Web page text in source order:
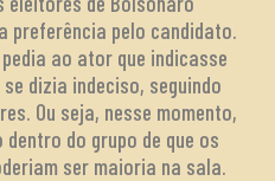
preferência pelo candidato.
ao ator que indicasse
dizia indeciso, seguindo
Ou seja, nesse momento,
do grupo de que os
ser maioria na sala.